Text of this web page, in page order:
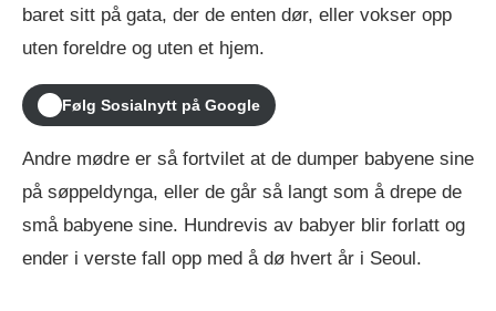
baret sitt på gata, der de enten dør, eller vokser opp
uten foreldre og uten et hjem.
Følg Sosialnytt på Google
Andre mødre er så fortvilet at de dumper babyene sine
på søppeldynga, eller de går så langt som å drepe de
små babyene sine. Hundrevis av babyer blir forlatt og
ender i verste fall opp med å dø hvert år i Seoul.